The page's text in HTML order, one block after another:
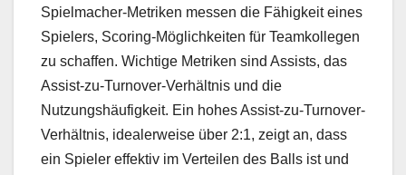
Spielmacher-Metriken messen die Fähigkeit eines
Spielers, Scoring-Möglichkeiten für Teamkollegen
zu schaffen. Wichtige Metriken sind Assists, das
Assist-zu-Turnover-Verhältnis und die
Nutzungshäufigkeit. Ein hohes Assist-zu-Turnover-
Verhältnis, idealerweise über 2:1, zeigt an, dass
ein Spieler effektiv im Verteilen des Balls ist und